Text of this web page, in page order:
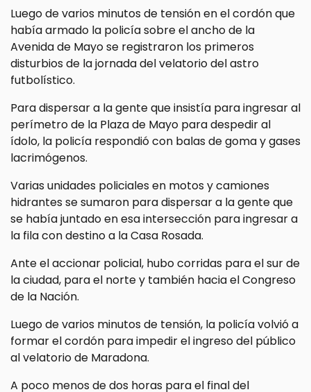
Luego de varios minutos de tensión en el cordón que
había armado la policía sobre el ancho de la
Avenida de Mayo se registraron los primeros
disturbios de la jornada del velatorio del astro
futbolístico.
Para dispersar a la gente que insistía para ingresar al
perímetro de la Plaza de Mayo para despedir al
ídolo, la policía respondió con balas de goma y gases
lacrimógenos.
Varias unidades policiales en motos y camiones
hidrantes se sumaron para dispersar a la gente que
se había juntado en esa intersección para ingresar a
la fila con destino a la Casa Rosada.
Ante el accionar policial, hubo corridas para el sur de
la ciudad, para el norte y también hacia el Congreso
de la Nación.
Luego de varios minutos de tensión, la policía volvió a
formar el cordón para impedir el ingreso del público
al velatorio de Maradona.
A poco menos de dos horas para el final del